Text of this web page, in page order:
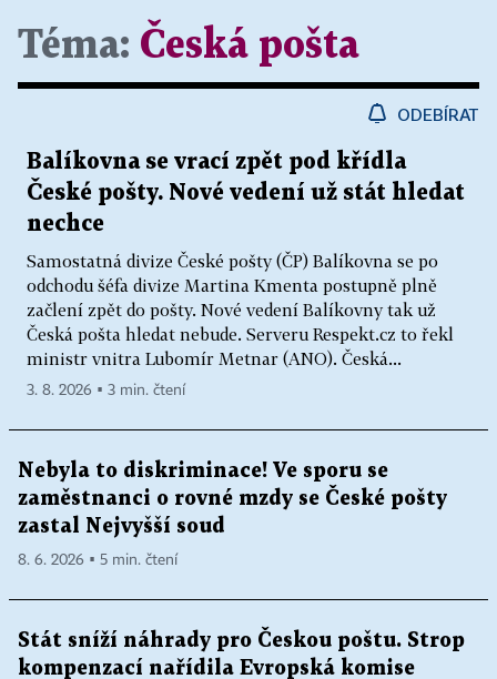
Téma: Česká pošta
ODEBÍRAT
Balíkovna se vrací zpět pod křídla
České pošty. Nové vedení už stát hledat
nechce
Samostatná divize České pošty (ČP) Balíkovna se po
odchodu šéfa divize Martina Kmenta postupně plně
začlení zpět do pošty. Nové vedení Balíkovny tak už
Česká pošta hledat nebude. Serveru Respekt.cz to řekl
ministr vnitra Lubomír Metnar (ANO). Česká...
3. 8. 2026 ▪ 3 min. čtení
Nebyla to diskriminace! Ve sporu se
zaměstnanci o rovné mzdy se České pošty
zastal Nejvyšší soud
8. 6. 2026 ▪ 5 min. čtení
Stát sníží náhrady pro Českou poštu. Strop
kompenzací nařídila Evropská komise